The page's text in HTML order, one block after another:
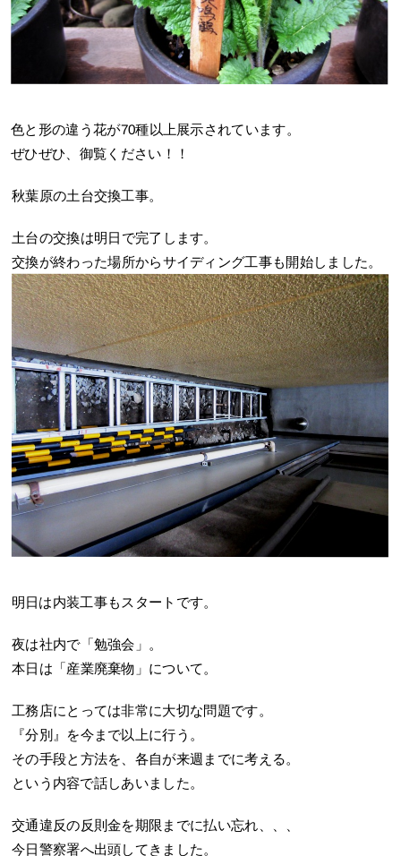
色と形の違う花が70種以上展示されています。
ぜひぜひ、御覧ください！！
秋葉原の土台交換工事。
土台の交換は明日で完了します。
交換が終わった場所からサイディング工事も開始しました。
明日は内装工事もスタートです。
夜は社内で「勉強会」。
本日は「産業廃棄物」について。
工務店にとっては非常に大切な問題です。
『分別』を今まで以上に行う。
その手段と方法を、各自が来週までに考える。
という内容で話しあいました。
交通違反の反則金を期限までに払い忘れ、、、
今日警察署へ出頭してきました。